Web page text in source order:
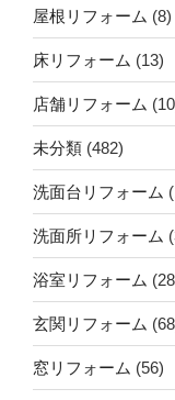
屋根リフォーム (8)
床リフォーム (13)
店舗リフォーム
未分類 (482)
洗面台リフォーム
洗面所リフォーム
浴室リフォーム
玄関リフォーム
窓リフォーム (56)